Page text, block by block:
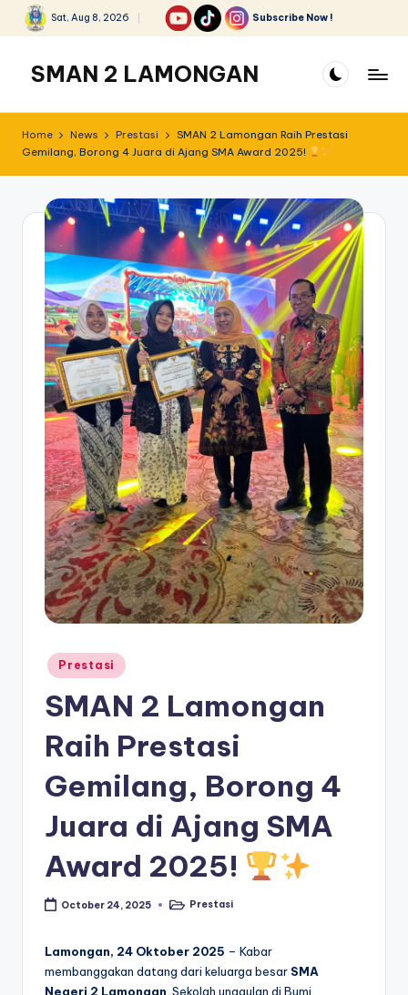
Skip
content
Sat, Aug 8, 2026 Subscribe Now !
SMAN 2 LAMONGAN
Home News Prestasi
SMAN 2 Lamongan Raih Prestasi
Gemilang, Borong 4 Juara di Ajang SMA Award 2025!
Posted
in
Prestasi
SMAN 2 Lamongan
Raih Prestasi
Gemilang, Borong 4
Juara di Ajang SMA
Award 2025!
October 24, 2025
PostedPrestasi
Lamongan, 24 Oktober 2025 – Kabar
membanggakan datang dari keluarga besar SMA
Negeri 2 Lamongan . Sekolah unggulan di Bumi